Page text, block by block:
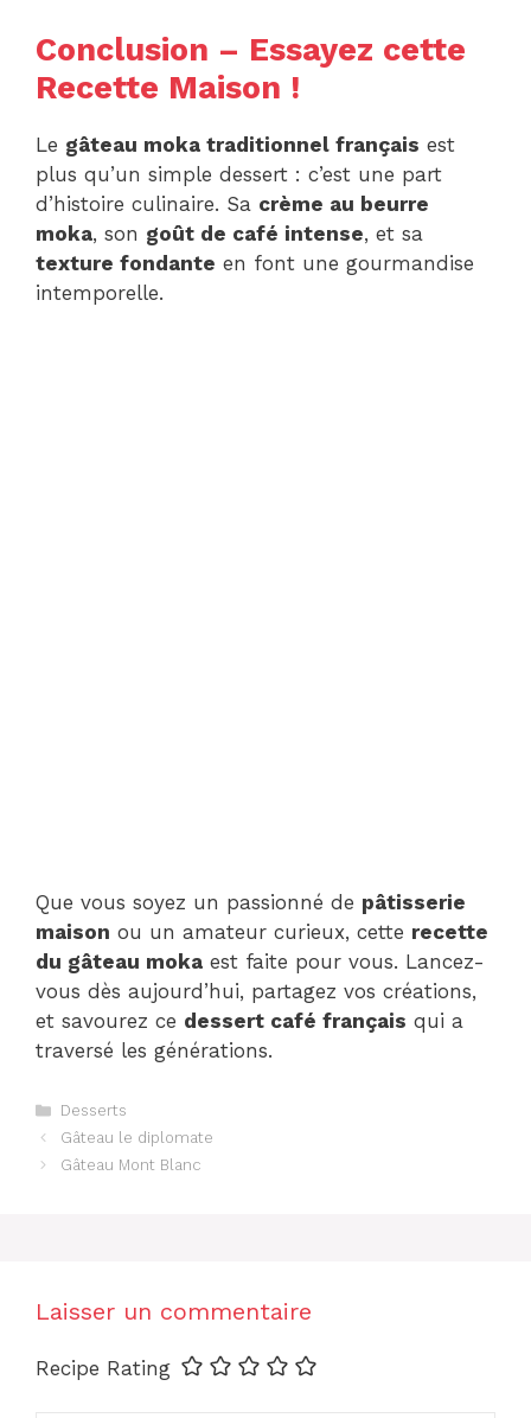
Conclusion – Essayez cette
Recette Maison !
Le gâteau moka traditionnel français est
plus qu’un simple dessert : c’est une part
d’histoire culinaire. Sa crème au beurre
moka, son goût de café intense, et sa
texture fondante en font une gourmandise
intemporelle.
Que vous soyez un passionné de pâtisserie
maison ou un amateur curieux, cette recette
du gâteau moka est faite pour vous. Lancez-
vous dès aujourd’hui, partagez vos créations,
et savourez ce dessert café français qui a
traversé les générations.
Catégories
Desserts
Gâteau le diplomate
Gâteau Mont Blanc
Laisser un commentaire
Recipe Rating